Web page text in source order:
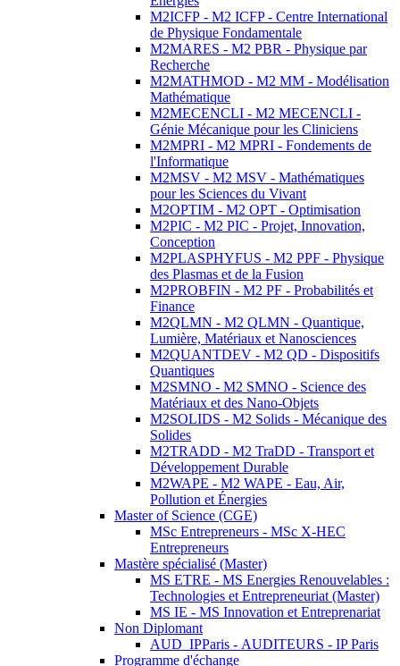
M2ICFP - M2 ICFP - Centre International
de Physique Fondamentale
M2MARES - M2 PBR - Physique par
Recherche
M2MATHMOD - M2 MM - Modélisation
Mathématique
M2MECENCLI - M2 MECENCLI -
Génie Mécanique pour les Cliniciens
M2MPRI - M2 MPRI - Fondements de
l'Informatique
M2MSV - M2 MSV - Mathématiques
pour les Sciences du Vivant
M2OPTIM - M2 OPT - Optimisation
M2PIC - M2 PIC - Projet, Innovation,
Conception
M2PLASPHYFUS - M2 PPF - Physique
des Plasmas et de la Fusion
M2PROBFIN - M2 PF - Probabilités et
Finance
M2QLMN - M2 QLMN - Quantique,
Lumière, Matériaux et Nanosciences
M2QUANTDEV - M2 QD - Dispositifs
Quantiques
M2SMNO - M2 SMNO - Science des
Matériaux et des Nano-Objets
M2SOLIDS - M2 Solids - Mécanique des
Solides
M2TRADD - M2 TraDD - Transport et
Développement Durable
M2WAPE - M2 WAPE - Eau, Air,
Pollution et Énergies
Master of Science (CGE)
MSc Entrepreneurs - MSc X-HEC
Entrepreneurs
Mastère spécialisé (Master)
MS ETRE - MS Energies Renouvelables :
Technologies et Entrepreneuriat (Master)
MS IE - MS Innovation et Entreprenariat
Non Diplomant
AUD_IPParis - AUDITEURS - IP Paris
Programme d'échange